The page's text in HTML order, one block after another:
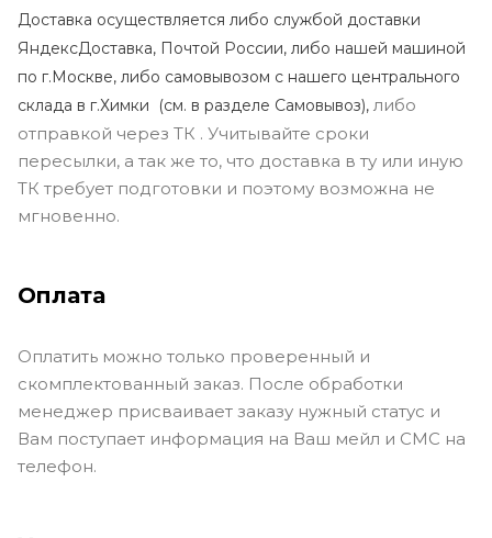
Доставка осуществляется либо службой доставки
ЯндексДоставка, Почтой России, либо нашей машиной
по г.Москве, либо самовывозом с нашего центрального
склада в г.Химки (см. в разделе Самовывоз), либо
отправкой через ТК . Учитывайте сроки
пересылки, а так же то, что доставка в ту или иную
ТК требует подготовки и поэтому возможна не
мгновенно.
Оплата
Оплатить можно только проверенный и
скомплектованный заказ. После обработки
менеджер присваивает заказу нужный статус и
Вам поступает информация на Ваш мейл и СМС на
телефон.